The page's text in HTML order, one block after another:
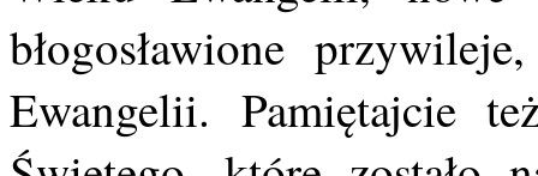
błogosławione
Ewangelii. Pamiętajcie